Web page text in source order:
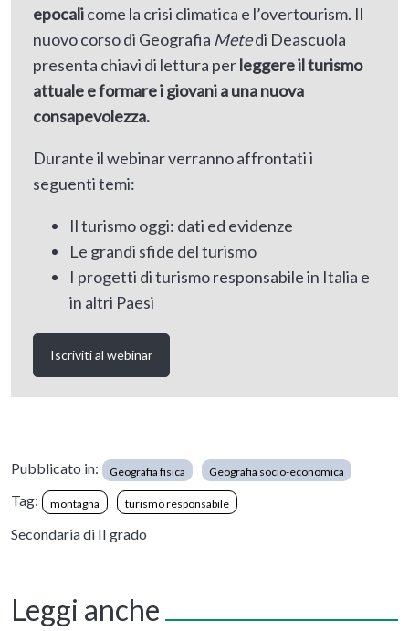
epocalicome la crisi climatica e l’overtourism. Il
nuovo corso di Geografia Metedi Deascuola
presenta chiavi di lettura perleggere il turismo
attuale e formare i giovani a una nuova
consapevolezza.
Durante il webinar verranno affrontati i
seguenti temi:
Il turismo oggi: dati ed evidenze
Le grandi sfide del turismo
I progetti di turismo responsabile in Italia e
in altri Paesi
Iscriviti al webinar
Pubblicato in: Geografia fisica Geografia socio-economica
Tag: montagna turismo responsabile
Secondaria di II grado
Leggi anche